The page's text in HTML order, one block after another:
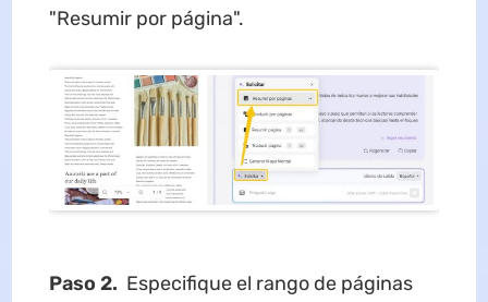
"Resumir por página".
Paso 2. Especifique el rango de páginas